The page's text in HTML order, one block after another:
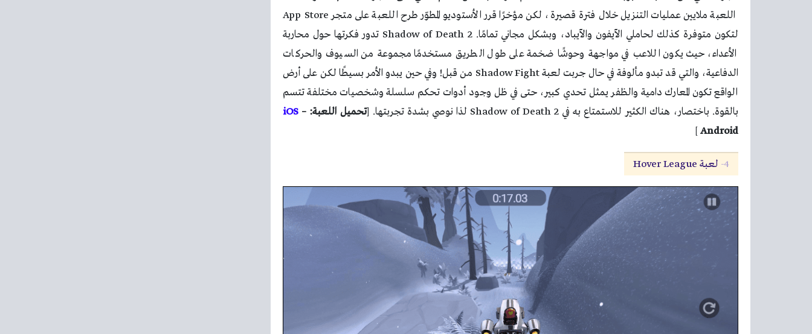
اللعبة ملايين عمليات التنزيل خلال فترة قصيرة، لكن مؤخرًا قرر الأستوديو المطوّر طرح اللعبة على متجر App Store
لتكون متوفرة كذلك لحاملي الآيفون والآيباد، وبشكل مجاني تمامًا. Shadow of Death 2 تدور فكرتها حول محاربة
الأعداء، حيث يكون اللاعب في مواجهة وحوشًا ضخمة على طول الطريق مستخدمًا مجموعة من السيوف والحركات
الدفاعية، والتي قد تبدو مألوفة في حال جربت لعبة Shadow Fight من قبل! وفي حين يبدو الأمر بسيطًا لكن على أرض
الواقع تكون المعارك دامية والظفر يمثل تحدي كبير، حتى في ظل وجود أدوات تحكم سلسلة وشخصيات مختلفة تتسم
بالقوة. باختصار، هناك الكثير للاستمتاع به في Shadow of Death 2 لذا نوصي بشدة تجربتها.
[تحميل اللعبة: iOS –
Android
]
4- لعبة Hover League